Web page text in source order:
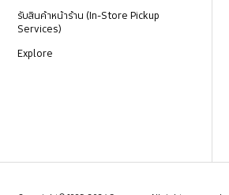
รับสินค้าหน้าร้าน (In-Store Pickup
Services)
Explore